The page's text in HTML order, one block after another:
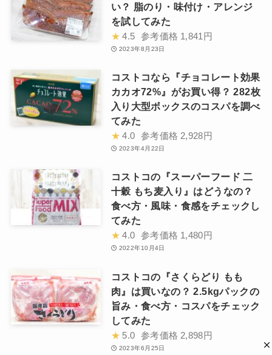
い？ 脂のり・味付け・アレンジ
を試してみた
★ 4.5 参考価格 1,841円
2023年8月23日
コストコなら『チョコレート効果
カカオ72%』がお買い得？ 282枚
入り大型ボックスのコスパを調べ
てみた
★ 4.0 参考価格 2,928円
2023年4月22日
コストコの『スーパーフード 二
十穀 もち麦入り』はどうなの？
食べ方・風味・食感をチェックし
てみた
★ 4.0 参考価格 1,480円
2022年10月4日
コストコの『さくらどり もも
肉』は買いなの？ 2.5kgパックの
旨み・食べ方・コスパをチェック
してみた
★ 5.0 参考価格 2,898円
2023年6月25日